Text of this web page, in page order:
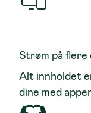
Strøm på
Alt innholdet
dine med